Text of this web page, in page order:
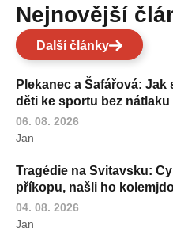
Nejnovější
Další články
Plekanec a Šafářová:
děti ke sportu bez nátlaku
06. 08. 2026
Jan
Tragédie na Svitavsku:
příkopu, našli ho
04. 08. 2026
Jan